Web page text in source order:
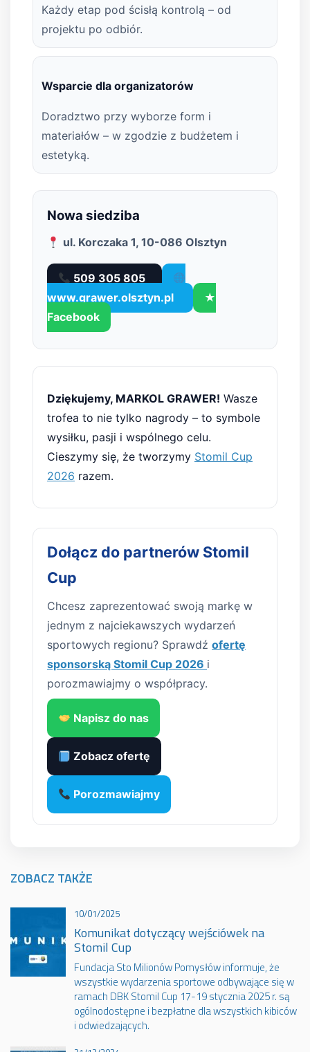
Każdy etap pod ścisłą kontrolą – od
projektu po odbiór.
Wsparcie dla organizatorów
Doradztwo przy wyborze form i
materiałów – w zgodzie z budżetem i
estetyką.
Nowa siedziba
ul. Korczaka 1, 10-086 Olsztyn
509 305 805
www.grawer.olsztyn.pl
★
Facebook
Dziękujemy, MARKOL GRAWER! Wasze
trofea to nie tylko nagrody – to symbole
wysiłku, pasji i wspólnego celu.
Cieszymy się, że tworzymy Stomil Cup
2026 razem.
Dołącz do partnerów Stomil
Cup
Chcesz zaprezentować swoją markę w
jednym z najciekawszych wydarzeń
sportowych regionu? Sprawdź ofertę
sponsorską Stomil Cup 2026 i
porozmawiajmy o współpracy.
Napisz do nas
Zobacz ofertę
Porozmawiajmy
ZOBACZ TAKŻE
10/01/2025
Komunikat dotyczący wejściówek na
Stomil Cup
Fundacja Sto Milionów Pomysłów informuje, że
wszystkie wydarzenia sportowe odbywające się w
ramach DBK Stomil Cup 17-19 stycznia 2025 r. są
ogólnodostępne i bezpłatne dla wszystkich kibiców
i odwiedzających.